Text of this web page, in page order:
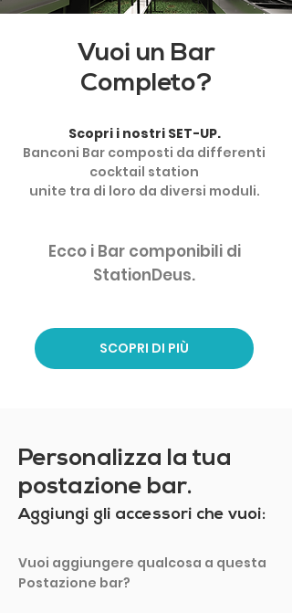
Vuoi un Bar
Completo?
Scopri i nostri SET-UP.
Banconi Bar composti da differenti
cocktail station
unite tra di loro da diversi moduli.
Ecco i Bar componibili di
StationDeus.
SCOPRI DI PIÙ
Personalizza la tua
postazione bar.
Aggiungi gli accessori che vuoi:
Vuoi aggiungere qualcosa a questa
Postazione bar?